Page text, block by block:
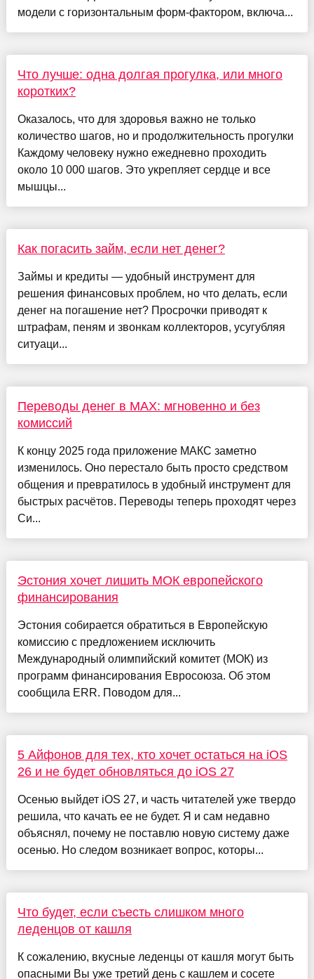
модели с горизонтальным форм-фактором, включа...
Что лучше: одна долгая прогулка, или много
коротких?
Оказалось, что для здоровья важно не только
количество шагов, но и продолжительность прогулки
Каждому человеку нужно ежедневно проходить
около 10 000 шагов. Это укрепляет сердце и все
мышцы...
Как погасить займ, если нет денег?
Займы и кредиты — удобный инструмент для
решения финансовых проблем, но что делать, если
денег на погашение нет? Просрочки приводят к
штрафам, пеням и звонкам коллекторов, усугубляя
ситуаци...
Переводы денег в MAX: мгновенно и без
комиссий
К концу 2025 года приложение МАКС заметно
изменилось. Оно перестало быть просто средством
общения и превратилось в удобный инструмент для
быстрых расчётов. Переводы теперь проходят через
Си...
Эстония хочет лишить МОК европейского
финансирования
Эстония собирается обратиться в Европейскую
комиссию с предложением исключить
Международный олимпийский комитет (МОК) из
программ финансирования Евросоюза. Об этом
сообщила ERR. Поводом для...
5 Айфонов для тех, кто хочет остаться на iOS
26 и не будет обновляться до iOS 27
Осенью выйдет iOS 27, и часть читателей уже твердо
решила, что качать ее не будет. Я и сам недавно
объяснял, почему не поставлю новую систему даже
осенью. Но следом возникает вопрос, которы...
Что будет, если съесть слишком много
леденцов от кашля
К сожалению, вкусные леденцы от кашля могут быть
опасными Вы уже третий день с кашлем и сосете